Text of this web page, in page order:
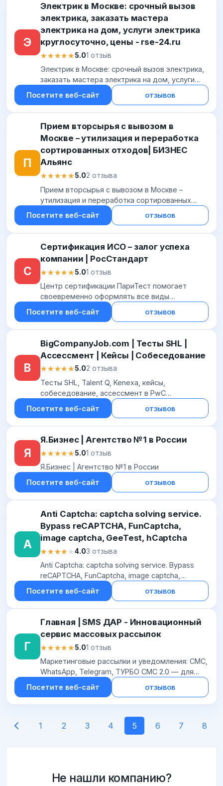
Э
Электрик в Москве: срочный вызов
электрика, заказать мастера
электрика на дом, услуги электрика
круглосуточно, цены - rse-24.ru
★★★★★
★★★★★5.01 отзыв
Электрик в Москве: срочный вызов электрика,
заказать мастера электрика на дом, услуги
электрика круглосуточно, цены - rse-24.ru
Посетите веб-сайт отзывов
П
Прием вторсырья с вывозом в
Москве – утилизация и переработка
сортированных отходов| БИЗНЕС
Альянс
★★★★★
★★★★★5.02 отзыва
Прием вторсырья с вывозом в Москве –
утилизация и переработка сортированных
отходов| БИЗНЕС Альянс
Посетите веб-сайт отзывов
С
Сертификация ИСО – залог успеха
компании | РосСтандарт
★★★★★
★★★★★5.01 отзыв
Центр сертификации ПариТест помогает
своевременно оформлять все виды
деклараций и разрешительных документов, а
также обеспечивает получение сертификатов
Посетите веб-сайт отзывов
B
BigCompanyJob.com | Тесты SHL |
Ассессмент | Кейсы | Собеседование
★★★★★
★★★★★5.02 отзыва
Тесты SHL, Talent Q, Kenexa, кейсы,
собеседование, ассессмент в PwC
(PriceWaterhouseCoopers), KPMG, EY
(Ernst&Young), Deloitte, Procter & Gamble (P&G),
Посетите веб-сайт отзывов
Я
Я.Бизнес | Агентство №1 в России
★★★★★
★★★★★5.01 отзыв
Я.Бизнес | Агентство №1 в России
Посетите веб-сайт
отзывов
A
Anti Captcha: captcha solving service.
Bypass reCAPTCHA, FunCaptcha,
image captcha, GeeTest, hCaptcha
★★★★★
★★★★★4.03 отзыва
Anti Captcha: captcha solving service. Bypass
reCAPTCHA, FunCaptcha, image captcha,
Посетите веб-сайт отзывов
Г
Главная | SMS ДАР - Инновационный
сервис массовых рассылок
★★★★★
★★★★★5.01 отзыв
Маркетинговые рассылки и уведомления: СМС,
WhatsApp, Telegram, ТУРБО СМС 2.0 — для
бизнеса всех сфер. Отправка триггеров,
Посетите веб-сайт отзывов
1 2 3 4 5 6 7 8
Не нашли компанию?